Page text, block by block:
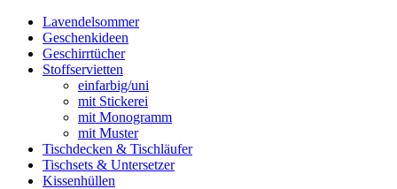
Lavendelsommer
Geschenkideen
Geschirrtücher
Stoffservietten
einfarbig/uni
mit Stickerei
mit Monogramm
mit Muster
Tischdecken & Tischläufer
Tischsets & Untersetzer
Kissenhüllen